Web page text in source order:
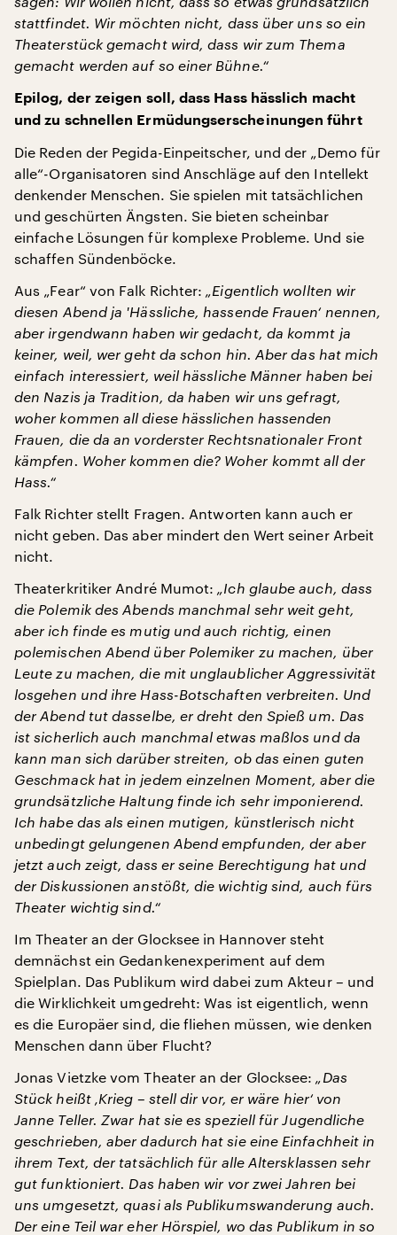
stattfindet. Wir möchten nicht, dass über uns so ein
Theaterstück gemacht wird, dass wir zum Thema
gemacht werden auf so einer Bühne.“
Epilog, der zeigen soll, dass Hass hässlich macht
und zu schnellen Ermüdungserscheinungen führt
Die Reden der Pegida-Einpeitscher, und der „Demo für
alle“-Organisatoren sind Anschläge auf den Intellekt
denkender Menschen. Sie spielen mit tatsächlichen
und geschürten Ängsten. Sie bieten scheinbar
einfache Lösungen für komplexe Probleme. Und sie
schaffen Sündenböcke.
Aus „Fear“ von Falk Richter: „Eigentlich wollten wir
diesen Abend ja 'Hässliche, hassende Frauen‘ nennen,
aber irgendwann haben wir gedacht, da kommt ja
keiner, weil, wer geht da schon hin. Aber das hat mich
einfach interessiert, weil hässliche Männer haben bei
den Nazis ja Tradition, da haben wir uns gefragt,
woher kommen all diese hässlichen hassenden
Frauen, die da an vorderster Rechtsnationaler Front
kämpfen. Woher kommen die? Woher kommt all der
Hass.“
Falk Richter stellt Fragen. Antworten kann auch er
nicht geben. Das aber mindert den Wert seiner Arbeit
nicht.
Theaterkritiker André Mumot: „Ich glaube auch, dass
die Polemik des Abends manchmal sehr weit geht,
aber ich finde es mutig und auch richtig, einen
polemischen Abend über Polemiker zu machen, über
Leute zu machen, die mit unglaublicher Aggressivität
losgehen und ihre Hass-Botschaften verbreiten. Und
der Abend tut dasselbe, er dreht den Spieß um. Das
ist sicherlich auch manchmal etwas maßlos und da
kann man sich darüber streiten, ob das einen guten
Geschmack hat in jedem einzelnen Moment, aber die
grundsätzliche Haltung finde ich sehr imponierend.
Ich habe das als einen mutigen, künstlerisch nicht
unbedingt gelungenen Abend empfunden, der aber
jetzt auch zeigt, dass er seine Berechtigung hat und
der Diskussionen anstößt, die wichtig sind, auch fürs
Theater wichtig sind.“
Im Theater an der Glocksee in Hannover steht
demnächst ein Gedankenexperiment auf dem
Spielplan. Das Publikum wird dabei zum Akteur – und
die Wirklichkeit umgedreht: Was ist eigentlich, wenn
es die Europäer sind, die fliehen müssen, wie denken
Menschen dann über Flucht?
Jonas Vietzke vom Theater an der Glocksee: „Das
Stück heißt ‚Krieg – stell dir vor, er wäre hier‘ von
Janne Teller. Zwar hat sie es speziell für Jugendliche
geschrieben, aber dadurch hat sie eine Einfachheit in
ihrem Text, der tatsächlich für alle Altersklassen sehr
gut funktioniert. Das haben wir vor zwei Jahren bei
uns umgesetzt, quasi als Publikumswanderung auch.
Der eine Teil war eher Hörspiel, wo das Publikum in so